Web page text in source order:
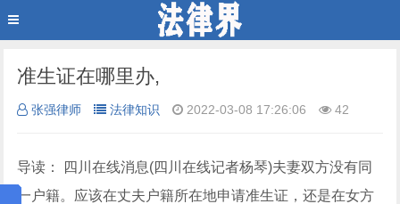
准生证在哪里办,
张强律师 法律知识 2022-03-08 17:26:06 42
导读： 四川在线消息(四川在线记者杨琴)夫妻双方没有同
一户籍。应该在丈夫户籍所在地申请准生证，还是在女方